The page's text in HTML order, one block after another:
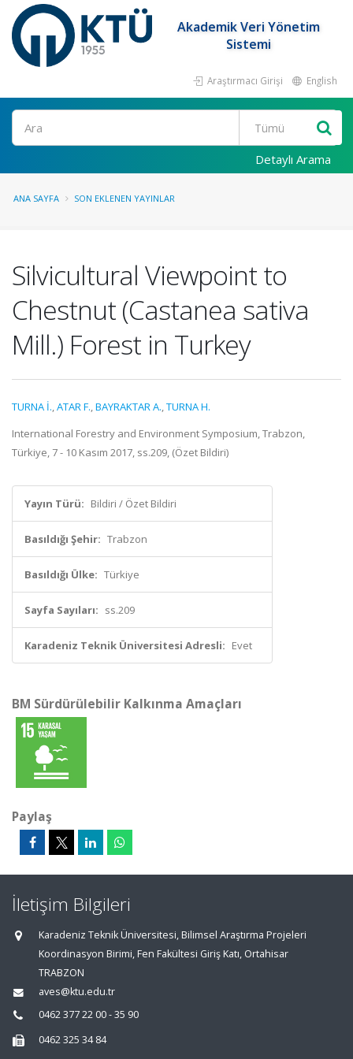
Akademik Veri Yönetim
Sistemi
Araştırmacı Girişi English
Ara
Detaylı Arama
ANA SAYFA SON EKLENEN YAYINLAR
Silvicultural Viewpoint to
Chestnut (Castanea sativa
Mill.) Forest in Turkey
TURNA İ.,ATAR F.,BAYRAKTAR A.,TURNA H.
International Forestry and Environment Symposium, Trabzon,
Türkiye, 7 - 10 Kasım 2017, ss.209, (Özet Bildiri)
Yayın Türü: Bildiri / Özet Bildiri
Basıldığı Şehir: Trabzon
Basıldığı Ülke: Türkiye
Sayfa Sayıları: ss.209
Karadeniz Teknik Üniversitesi Adresli: Evet
BM Sürdürülebilir Kalkınma Amaçları
Paylaş
İletişim Bilgileri
Karadeniz Teknik Üniversitesi, Bilimsel Araştırma Projeleri
Koordinasyon Birimi, Fen Fakültesi Giriş Katı, Ortahisar
TRABZON
aves@ktu.edu.tr
0462 377 22 00 - 35 90
0462 325 34 84